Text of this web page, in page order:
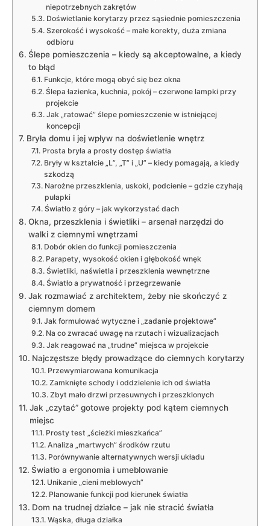
niepotrzebnych zakrętów
Doświetlanie korytarzy przez sąsiednie pomieszczenia
Szerokość i wysokość – małe korekty, duża zmiana
odbioru
Ślepe pomieszczenia – kiedy są akceptowalne, a kiedy
to błąd
Funkcje, które mogą obyć się bez okna
Ślepa łazienka, kuchnia, pokój – czerwone lampki przy
projekcie
Jak „ratować” ślepe pomieszczenie w istniejącej
koncepcji
Bryła domu i jej wpływ na doświetlenie wnętrz
Prosta bryła a prosty dostęp światła
Bryły w kształcie „L”, „T” i „U” – kiedy pomagają, a kiedy
szkodzą
Narożne przeszklenia, uskoki, podcienie – gdzie czyhają
pułapki
Światło z góry – jak wykorzystać dach
Okna, przeszklenia i świetliki – arsenał narzędzi do
walki z ciemnymi wnętrzami
Dobór okien do funkcji pomieszczenia
Parapety, wysokość okien i głębokość wnęk
Świetliki, naświetla i przeszklenia wewnętrzne
Światło a prywatność i przegrzewanie
Jak rozmawiać z architektem, żeby nie skończyć z
ciemnym domem
Jak formułować wytyczne i „zadanie projektowe”
Na co zwracać uwagę na rzutach i wizualizacjach
Jak reagować na „trudne” miejsca w projekcie
Najczęstsze błędy prowadzące do ciemnych korytarzy
Przewymiarowana komunikacja
Zamknięte schody i oddzielenie ich od światła
Zbyt mało drzwi przesuwnych i przeszklonych
Jak „czytać” gotowe projekty pod kątem ciemnych
miejsc
Prosty test „ścieżki mieszkańca”
Analiza „martwych” środków rzutu
Porównywanie alternatywnych wersji układu
Światło a ergonomia i umeblowanie
Unikanie „cieni meblowych”
Planowanie funkcji pod kierunek światła
Dom na trudnej działce – jak nie stracić światła
Wąska, długa działka